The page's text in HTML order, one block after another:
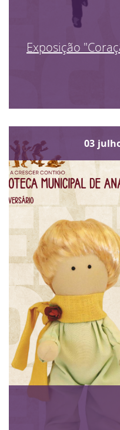
Exposição
03